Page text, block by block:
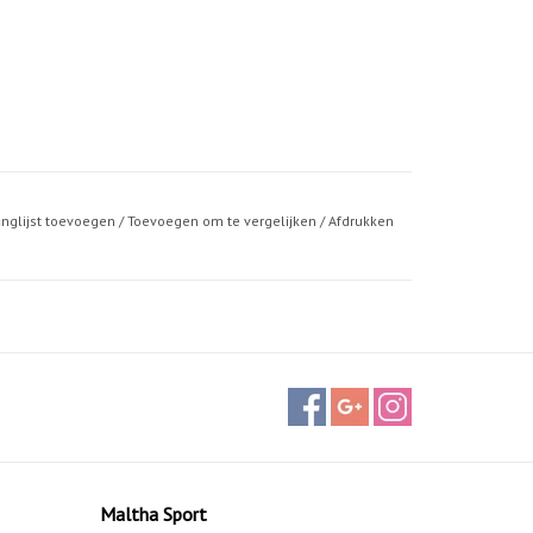
toevoegen /Toevoegen om te vergelijken /Afdrukken
Maltha Sport